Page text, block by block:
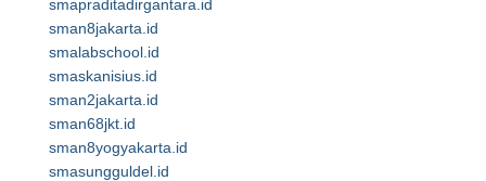
smapraditadirgantara.id
sman8jakarta.id
smalabschool.id
smaskanisius.id
sman2jakarta.id
sman68jkt.id
sman8yogyakarta.id
smasungguldel.id